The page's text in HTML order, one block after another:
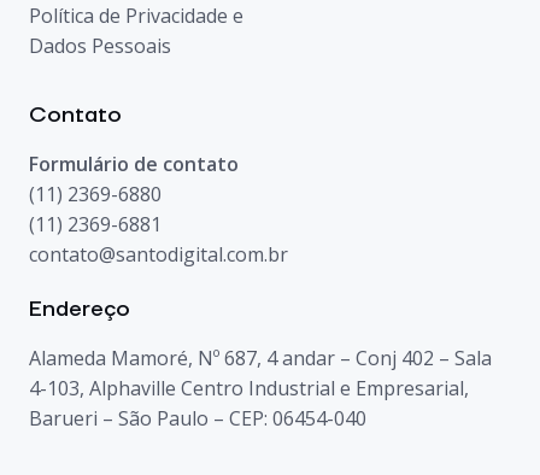
Política de Privacidade e
Dados Pessoais
Contato
Formulário de contato
(11) 2369-6880
(11) 2369-6881
contato@santodigital.com.br
Endereço
Alameda Mamoré, Nº 687, 4 andar – Conj 402 – Sala
4-103, Alphaville Centro Industrial e Empresarial,
Barueri – São Paulo – CEP: 06454-040